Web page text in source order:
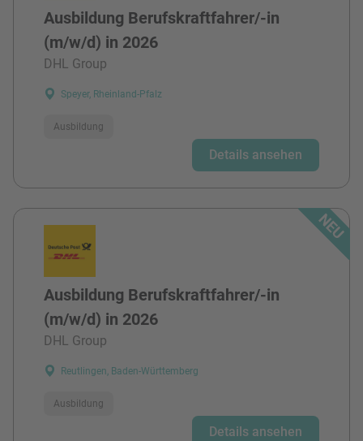
Ausbildung Berufskraftfahrer/-in
(m/w/d) in 2026
DHL Group
Speyer, Rheinland-Pfalz
Ausbildung
Details ansehen
Ausbildung Berufskraftfahrer/-in
(m/w/d) in 2026
DHL Group
Reutlingen, Baden-Württemberg
Ausbildung
Details ansehen